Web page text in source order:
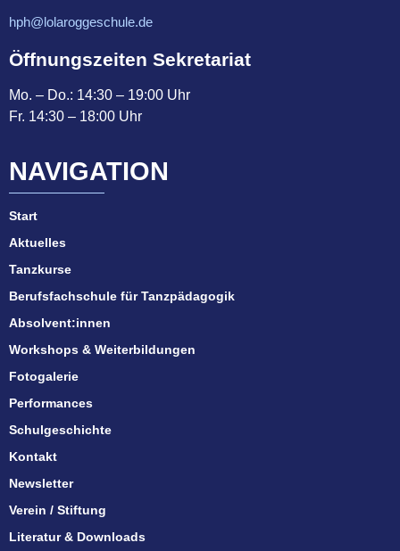
hph@lolaroggeschule.de
Öffnungszeiten Sekretariat
Mo. – Do.: 14:30 – 19:00 Uhr
Fr. 14:30 – 18:00 Uhr
NAVIGATION
Start
Aktuelles
Tanzkurse
Berufsfachschule für Tanzpädagogik
Absolvent:innen
Workshops & Weiterbildungen
Fotogalerie
Performances
Schulgeschichte
Kontakt
Newsletter
Verein / Stiftung
Literatur & Downloads